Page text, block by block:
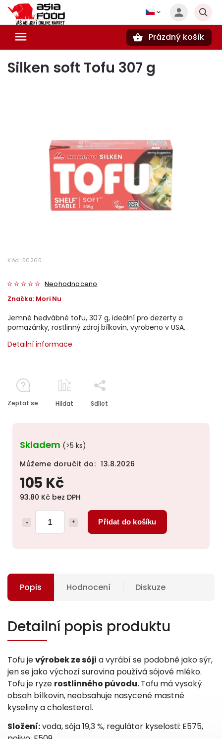
Prázdný košík
Silken soft Tofu 307 g
Kód: 50265
Neohodnoceno
Značka: Mori Nu
105 Kč
93.80 Kč bez DPH
Přidat do košíku
Skladem (>5 ks)
Můžeme doručit do: 13.8.2026
Jemné hedvábné tofu, 307 g, ideální pro dezerty a
pomazánky, rostlinný zdroj bílkovin, vyrobeno v USA.
Detailní informace
Zeptat se Hlídat Sdílet
Popis Hodnocení Diskuze
Detailní popis produktu
Tofu jevýrobek ze sóji a vyrábí se podobně jako sýr,
jen se jako výchozí surovina používá sójové mléko.
Tofu je ryze rostlinného původu.Tofu má vysoký
obsah bílkovin,neobsahuje nasycené mastné
kyseliny a cholesterol.
Složení:voda, sója 19,3 %, regulátor kyselosti: E575,